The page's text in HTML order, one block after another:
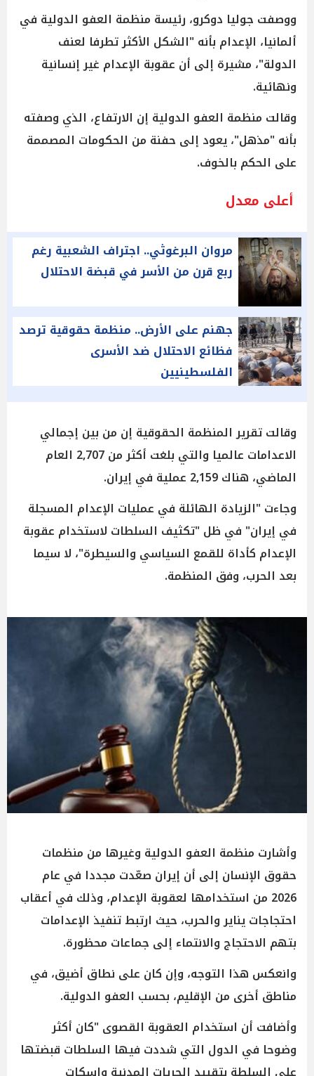
ووصفت جوليا دوكرو، رئيسة منظمة العفو الدولية في
ألمانيا، الإعدام بأنه "الشكل الأكثر تطرفا لعنف
الدولة"، مشيرة إلى أن عقوبة الإعدام غير إنسانية
ونهائية.
وقالت منظمة العفو الدولية إن الارتفاع، الذي وصفته
بأنه "مذهل"، يعود إلى حفنة من الحكومات المصممة
على الحكم بالخوف.
أعلى معدل
مروان البرغوثي.. اجتراف الشعبية رغم
ربع قرن من الأسر في قبضة الاحتلال
جهنم على الأرض.. منظمة حقوقية ترصد
فظائع الاحتلال ضد الأسرى
الفلسطينيين
وقالت تقرير المنظمة الحقوقية إن من بين إجمالي
الاعدامات عالميا والتي بلغت أكثر من 2,707 العام
الماضي، هناك 2,159 عملية في إيران.
وجاءت "الزيادة الهائلة في عمليات الإعدام المسجلة
في إيران" في ظل "تكثيف السلطات لاستخدام عقوبة
الإعدام كأداة للقمع السياسي والسيطرة"، لا سيما
بعد الحرب، وفق المنظمة.
وأشارت منظمة العفو الدولية وغيرها من منظمات
حقوق الإنسان إلى أن إيران صعّدت مجددا في عام
2026 من استخدامها لعقوبة الإعدام، وذلك في أعقاب
احتجاجات يناير والحرب، حيث ارتبط تنفيذ الإعدامات
بتهم الاحتجاج والانتماء إلى جماعات محظورة.
وانعكس هذا التوجه، وإن كان على نطاق أضيق، في
مناطق أخرى من الإقليم، بحسب العفو الدولية.
وأضافت أن استخدام العقوبة القصوى "كان أكثر
وضوحا في الدول التي شددت فيها السلطات قبضتها